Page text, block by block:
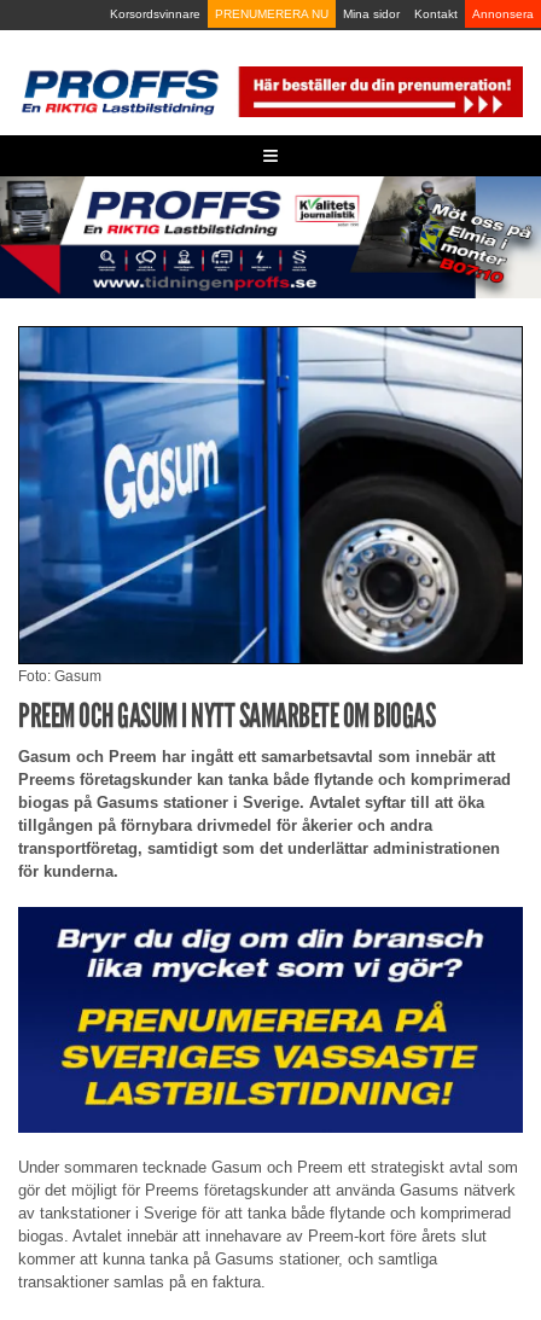
to
Korsordsvinnare PRENUMERERA NU Mina sidor Kontakt Annonsera
≡
Foto: Gasum
PREEM OCH GASUM I NYTT SAMARBETE OM BIOGAS
Gasum och Preem har ingått ett samarbetsavtal som innebär att
Preems företagskunder kan tanka både flytande och komprimerad
biogas på Gasums stationer i Sverige. Avtalet syftar till att öka
tillgången på förnybara drivmedel för åkerier och andra
transportföretag, samtidigt som det underlättar administrationen
för kunderna.
Under sommaren tecknade Gasum och Preem ett strategiskt avtal som
gör det möjligt för Preems företagskunder att använda Gasums nätverk
av tankstationer i Sverige för att tanka både flytande och komprimerad
biogas. Avtalet innebär att innehavare av Preem-kort före årets slut
kommer att kunna tanka på Gasums stationer, och samtliga
transaktioner samlas på en faktura.